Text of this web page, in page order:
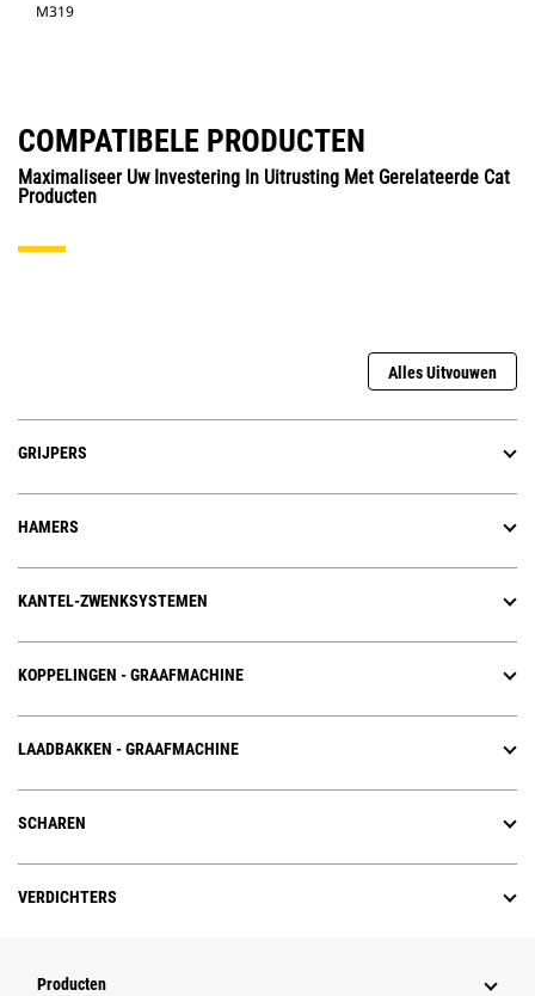
M319
COMPATIBELE PRODUCTEN
Maximaliseer Uw Investering In Uitrusting Met Gerelateerde Cat
Producten
Alles Uitvouwen
GRIJPERS
HAMERS
KANTEL-ZWENKSYSTEMEN
KOPPELINGEN - GRAAFMACHINE
LAADBAKKEN - GRAAFMACHINE
SCHAREN
VERDICHTERS
Producten